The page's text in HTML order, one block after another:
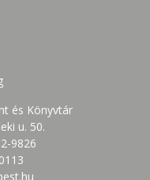
és Könyvtár
u. 50.
9826